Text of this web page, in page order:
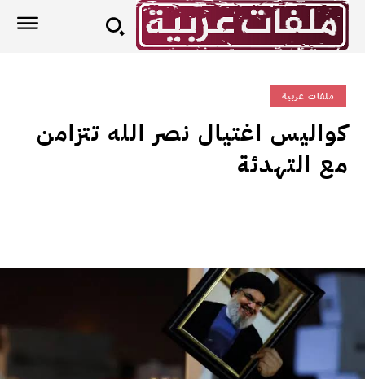
ملفات عربية
كواليس اغتيال نصر الله تتزامن
مع التهدئة